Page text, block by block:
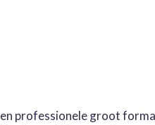
en professionele groot